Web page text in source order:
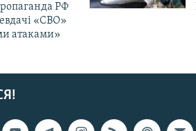
РФ
«СВО»
атаками»